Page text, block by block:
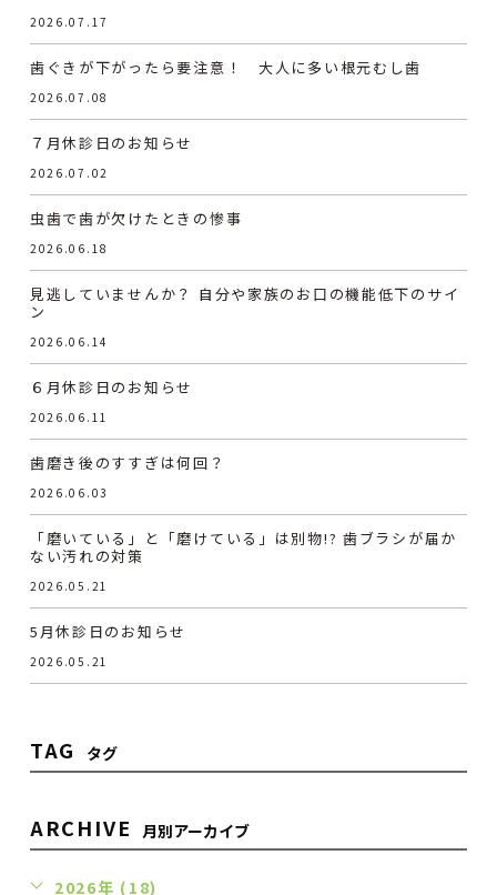
2026.07.17
歯ぐきが下がったら要注意！ 大人に多い根元むし歯
2026.07.08
７月休診日のお知らせ
2026.07.02
虫歯で歯が欠けたときの惨事
2026.06.18
見逃していませんか？ 自分や家族のお口の機能低下のサイ
ン
2026.06.14
６月休診日のお知らせ
2026.06.11
歯磨き後のすすぎは何回？
2026.06.03
「磨いている」と「磨けている」は別物!? 歯ブラシが届か
ない汚れの対策
2026.05.21
5月休診日のお知らせ
2026.05.21
TAG タグ
ARCHIVE 月別アーカイブ
2026年 (18)